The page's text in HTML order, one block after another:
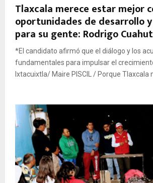
Tlaxcala merece estar mejor
oportunidades de desarrollo
para su gente: Rodrigo
*El candidato afirmó que el diálogo y los
fundamentales para impulsar el
Ixtacuixtla/ Maire PISCIL / Porque Tlaxcala